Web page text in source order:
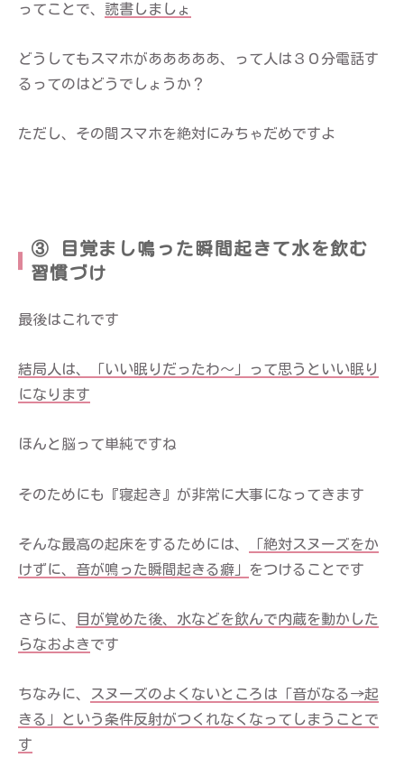
ってことで、 読書しましょ
どうしてもスマホがあああああ、って人は３０分電話す
るってのはどうでしょうか？
ただし、その間スマホを絶対にみちゃだめですよ
③ 目覚まし鳴った瞬間起きて水を飲む
習慣づけ
最後はこれです
結局人は、「いい眠りだったわ〜」って思うといい眠り
になります
ほんと脳って単純ですね
そのためにも『寝起き』が非常に大事になってきます
そんな最高の起床をするためには、
「絶対スヌーズをか
けずに、音が鳴った瞬間起きる癖」 をつけることです
さらに、
目が覚めた後、水などを飲んで内蔵を動かした
らなおよきです
ちなみに、
スヌーズのよくないところは「音がなる→起
きる」という条件反射がつくれなくなってしまうことで
す